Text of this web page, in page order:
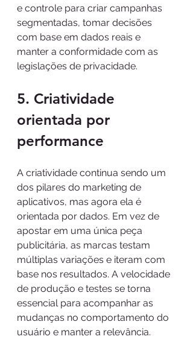
e controle para criar campanhas
segmentadas, tomar decisões
com base em dados reais e
manter a conformidade com as
legislações de privacidade.
5. Criatividade
orientada por
performance
A criatividade continua sendo um
dos pilares do marketing de
aplicativos, mas agora ela é
orientada por dados. Em vez de
apostar em uma única peça
publicitária, as marcas testam
múltiplas variações e iteram com
base nos resultados. A velocidade
de produção e testes se torna
essencial para acompanhar as
mudanças no comportamento do
usuário e manter a relevância.